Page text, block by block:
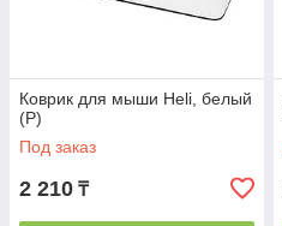
Коврик для мыши Heli, белый
(Р)
Под заказ
2 210 ₸